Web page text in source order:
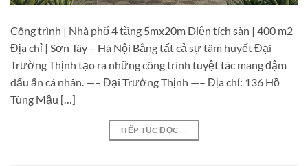
Công trình | Nhà phố 4 tầng 5mx20m Diện tích sàn | 400 m2
Địa chỉ | Sơn Tây – Hà Nội Bằng tất cả sự tâm huyết Đại
Trường Thịnh tạo ra những công trình tuyệt tác mang đậm
dấu ấn cá nhân. —– Đại Trường Thịnh —– Địa chỉ: 136 Hồ
Tùng Mậu […]
TIẾP TỤC ĐỌC →